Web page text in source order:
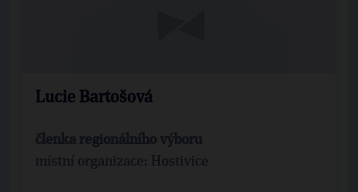
Lucie Bartošová
členka regionálního výboru
místní organizace: Hostivice